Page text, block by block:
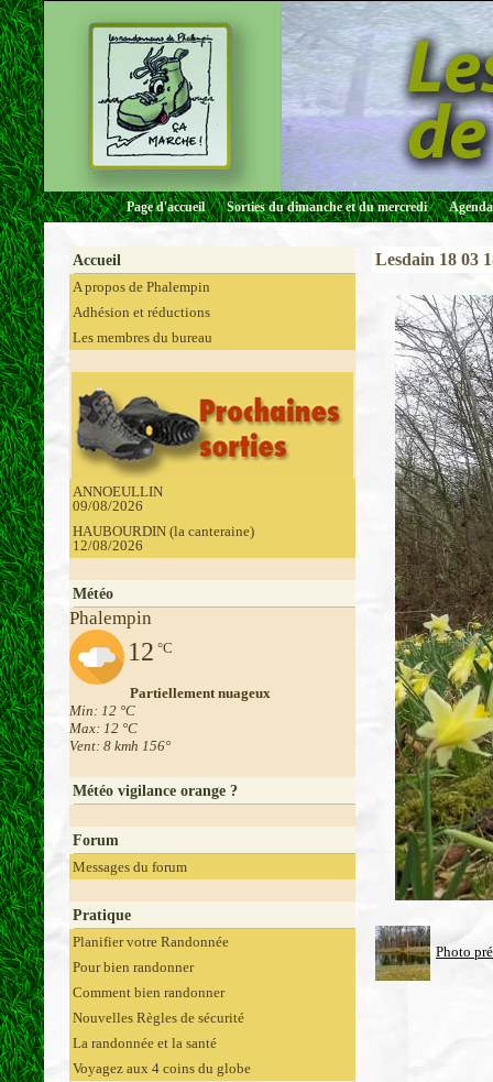
Page d'accueil Sorties du dimanche et du mercredi
Accueil
A propos de Phalempin
Adhésion et réductions
Les membres du bureau
ANNOEULLIN
09/08/2026
HAUBOURDIN (la canteraine)
12/08/2026
Météo
Phalempin
12 °C
Partiellement nuageux
Min: 12 °C
Max: 12 °C
Vent: 8 kmh 156°
Météo vigilance orange ?
Forum
Messages du forum
Pratique
Planifier votre Randonnée
Pour bien randonner
Comment bien randonner
Nouvelles Règles de sécurité
La randonnée et la santé
Voyagez aux 4 coins du globe
Lesdain 18 03
Photo